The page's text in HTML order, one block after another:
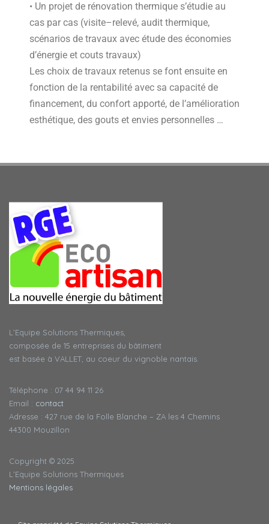
• Un projet de rénovation thermique s’étudie au
cas par cas (visite–relevé, audit thermique,
scénarios de travaux avec étude des économies
d’énergie et couts travaux)
Les choix de travaux retenus se font ensuite en
fonction de la rentabilité avec sa capacité de
financement, du confort apporté, de l’amélioration
esthétique, des gouts et envies personnelles …
L’Equipe Solutions Thermiques,
composée de 15 entreprises du bâtiment
est basée à VALLET, au coeur du vignoble nantais.
Téléphone : 07 44 94 11 26
Email : contact
Adresse : 427 rue de la Folle Blanche – ZA les 4 Chemins
44300 Mouzillon
Copyright © 2025
L’Equipe Solutions Thermiques
Mentions légales